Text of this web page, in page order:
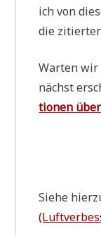
ich von
die
War­ten wir
nächst
tio­nen
Sie­he